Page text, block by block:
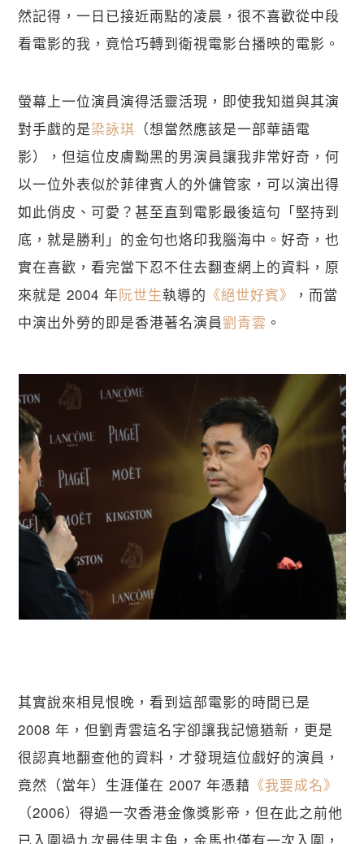
然記得，一日已接近兩點的凌晨，很不喜歡從中段
看電影的我，竟恰巧轉到衛視電影台播映的電影。
螢幕上一位演員演得活靈活現，即使我知道與其演
對手戲的是梁詠琪 （想當然應該是一部華語電
影），但這位皮膚黝黑的男演員讓我非常好奇，何
以一位外表似於菲律賓人的外傭管家，可以演出得
如此俏皮、可愛？甚至直到電影最後這句「堅持到
底，就是勝利」的金句也烙印我腦海中。好奇，也
實在喜歡，看完當下忍不住去翻查網上的資料，原
來就是 2004 年阮世生執導的 《絕世好賓》
，而當
中演出外勞的即是香港著名演員劉青雲 。
其實說來相見恨晚，看到這部電影的時間已是
2008 年，但劉青雲這名字卻讓我記憶猶新，更是
很認真地翻查他的資料，才發現這位戲好的演員，
竟然（當年）生涯僅在 2007 年憑藉 《我要成名》
（2006）得過一次香港金像獎影帝，但在此之前他
已入圍過九次最佳男主角，金馬也僅有一次入圍，